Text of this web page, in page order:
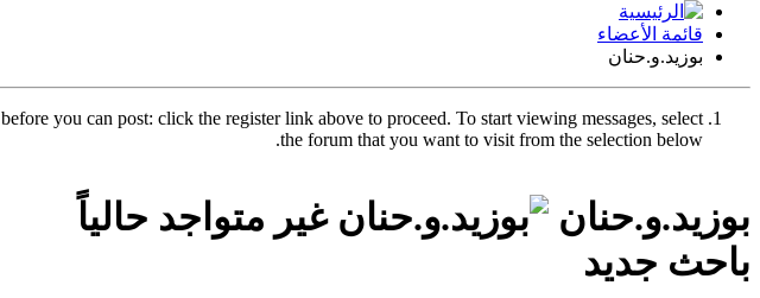
قائمة الأعضاء
بوزيد.و.حنان
before you can post: click the register link above to proceed. To start viewing messages, select
the forum that you want to visit from the selection below.
بوزيد.و.حنان
باحث جديد